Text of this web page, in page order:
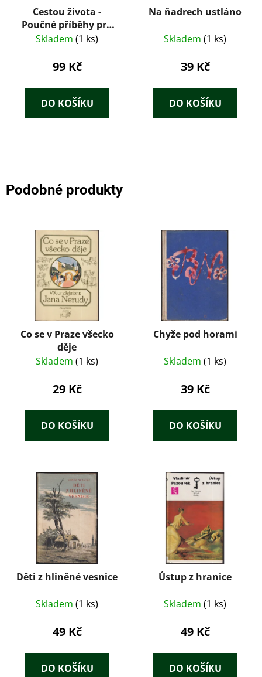
Cestou života -
Poučné příběhy pro
mladé i staré
Skladem (1 ks)
99 Kč
DO KOŠÍKU
Na ňadrech ustláno
Skladem (1 ks)
39 Kč
DO KOŠÍKU
Podobné produkty
Co se v Praze všecko
děje
Skladem (1 ks)
29 Kč
DO KOŠÍKU
Chyže pod horami
Skladem (1 ks)
39 Kč
DO KOŠÍKU
Děti z hliněné vesnice
Skladem (1 ks)
49 Kč
DO KOŠÍKU
Ústup z hranice
Skladem (1 ks)
49 Kč
DO KOŠÍKU